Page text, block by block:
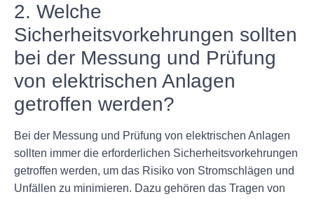
2. Welche
Sicherheitsvorkehrungen sollten
bei der Messung und Prüfung
von elektrischen Anlagen
getroffen werden?
Bei der Messung und Prüfung von elektrischen Anlagen
sollten immer die erforderlichen Sicherheitsvorkehrungen
getroffen werden, um das Risiko von Stromschlägen und
Unfällen zu minimieren. Dazu gehören das Tragen von